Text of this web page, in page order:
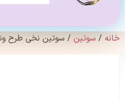
سوتین / سوتین نخی طرح ونا